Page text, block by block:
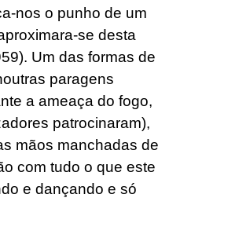
nos o punho de um
se desta
Um das formas de
paragens
a ameaça do fogo,
patrocinaram),
mãos manchadas de
com tudo o que este
e dançando e só